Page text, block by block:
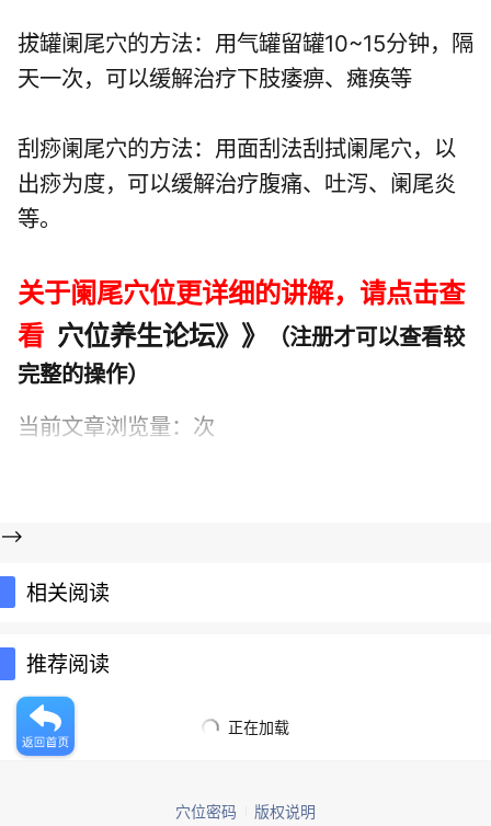
拔罐阑尾穴的方法：用气罐留罐10~15分钟，隔
天一次，可以缓解治疗下肢痿痹、瘫痪等
刮痧阑尾穴的方法：用面刮法刮拭阑尾穴，以
出痧为度，可以缓解治疗腹痛、吐泻、阑尾炎
等。
关于阑尾穴位更详细的讲解，请点击查
看 穴位养生论坛》》
（注册才可以查看较
完整的操作）
当前文章浏览量： 次
-->
相关阅读
推荐阅读
正在加载
穴位密码 版权说明